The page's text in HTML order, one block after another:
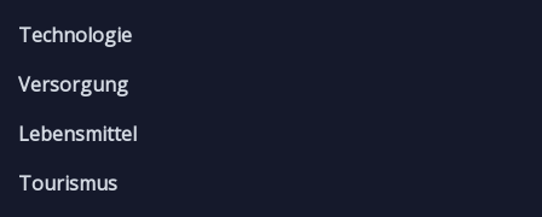
Technologie
Versorgung
Lebensmittel
Tourismus